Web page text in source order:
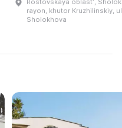
Rostovskaya oblastʹ,
rayon, khutor Kruzhilinskiy,
Sholokhova